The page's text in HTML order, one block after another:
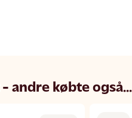
- andre købte også...